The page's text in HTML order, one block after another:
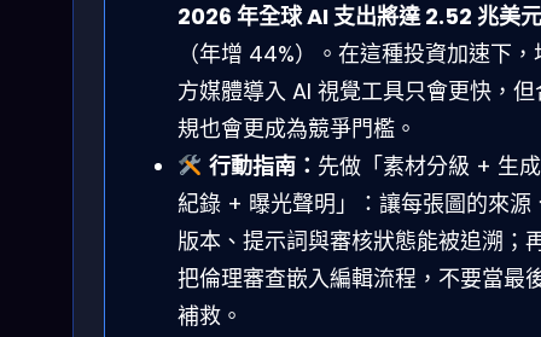
2026 年全球 AI 支出將達 2.52 兆美元
（年增 44%）。在這種投資加速下，
方媒體導入 AI 視覺工具只會更快，但
規也會更成為競爭門檻。
行動指南： 先做「素材分級 + 生成
紀錄 + 曝光聲明」：讓每張圖的來源
版本、提示詞與審核狀態能被追溯；
把倫理審查嵌入編輯流程，不要當最
補救。